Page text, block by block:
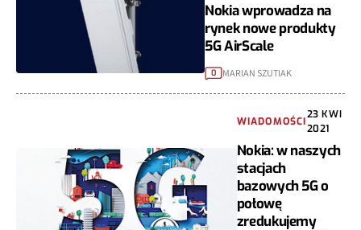
Nokia wprowadza na
rynek nowe produkty
5G AirScale
0 MARIAN SZUTIAK
WIADOMOŚCI
23 KWI
2021
Nokia: w naszych
stacjach
bazowych 5G o
połowę
zredukujemy